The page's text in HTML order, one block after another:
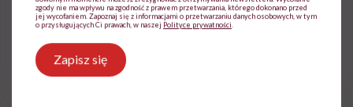
Istotne jest wprowadzenie aktywności fizycznej
dopasowanej do wieku i stylu życia. Jeżeli mimo
zgody nie ma wpływu na zgodność z prawem przetwarzania, którego dokonano przed
jej wycofaniem. Zapoznaj się z informacjami o przetwarzaniu danych osobowych, w tym
o przysługujących Ci prawach, w naszej Polityce prywatności
Zapisz się